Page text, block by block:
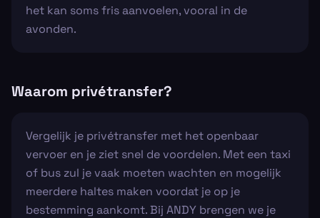
het kan soms fris aanvoelen, vooral in de
avonden.
Waarom privétransfer?
Vergelijk je privétransfer met het openbaar
vervoer en je ziet snel de voordelen. Met een taxi
of bus zul je vaak moeten wachten en mogelijk
meerdere haltes maken voordat je op je
bestemming aankomt. Bij ANDY brengen we je